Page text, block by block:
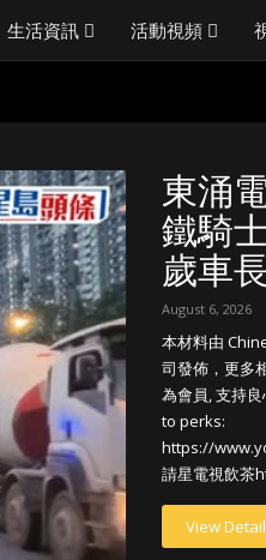
生活資訊 活動視頻
東涌
鐵騎
歲車
August 6, 2026
本材料由
司發佈，更多
為會員, 支持
to perks:
https://
請星電視飲
View